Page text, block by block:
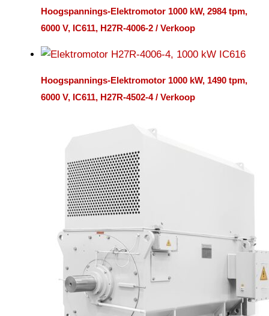
Hoogspannings-Elektromotor 1000 kW, 2984 tpm,
6000 V, IC611, H27R-4006-2 / Verkoop
Hoogspannings-Elektromotor 1000 kW, 1490 tpm,
6000 V, IC611, H27R-4502-4 / Verkoop